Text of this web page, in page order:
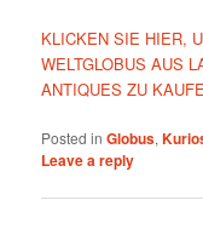
KLICKEN SIE HIER,
WELTGLOBUS AUS
ANTIQUES ZU
Posted in Globus,
Leave a reply